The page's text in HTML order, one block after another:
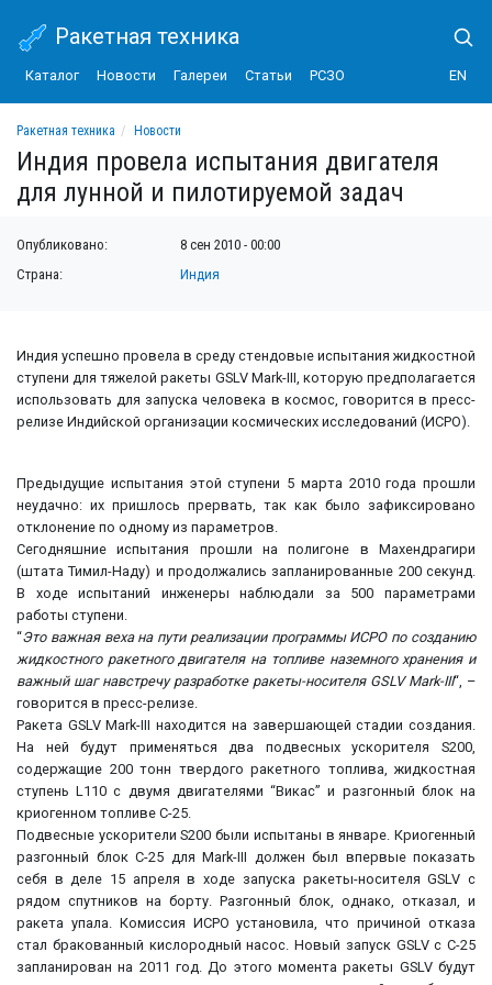
Ракетная техника
Каталог Новости Галереи Статьи РСЗО EN
Ракетная техника
Новости
Индия провела испытания двигателя
для лунной и пилотируемой задач
Опубликовано:
8 сен 2010 - 00:00
Страна:
Индия
Индия успешно провела в среду стендовые испытания жидкостной
ступени для тяжелой ракеты GSLV Mark-III, которую предполагается
использовать для запуска человека в космос, говорится в пресс-
релизе Индийской организации космических исследований (ИСРО).
Предыдущие испытания этой ступени 5 марта 2010 года прошли
неудачно: их пришлось прервать, так как было зафиксировано
отклонение по одному из параметров.
Сегодняшние испытания прошли на полигоне в Махендрагири
(штата Тимил-Наду) и продолжались запланированные 200 секунд.
В ходе испытаний инженеры наблюдали за 500 параметрами
работы ступени.
“Это важная веха на пути реализации программы ИСРО по созданию
жидкостного ракетного двигателя на топливе наземного хранения и
важный шаг навстречу разработке ракеты-носителя GSLV Mark-III“, –
говорится в пресс-релизе.
Ракета GSLV Mark-III находится на завершающей стадии создания.
На ней будут применяться два подвесных ускорителя S200,
содержащие 200 тонн твердого ракетного топлива, жидкостная
ступень L110 с двумя двигателями “Викас” и разгонный блок на
криогенном топливе С-25.
Подвесные ускорители S200 были испытаны в январе. Криогенный
разгонный блок С-25 для Mark-III должен был впервые показать
себя в деле 15 апреля в ходе запуска ракеты-носителя GSLV с
рядом спутников на борту. Разгонный блок, однако, отказал, и
ракета упала. Комиссия ИСРО установила, что причиной отказа
стал бракованный кислородный насос. Новый запуск GSLV с С-25
запланирован на 2011 год. До этого момента ракеты GSLV будут